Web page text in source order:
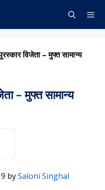
विजेता – मुफ्त सामान्य
– मुफ्त सामान्य
bySaloni Singhal